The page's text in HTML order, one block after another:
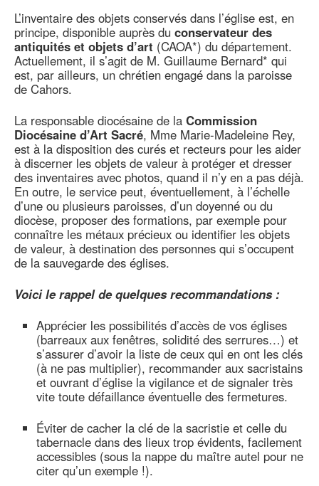
L’inventaire des objets conservés dans l’église est, en
principe, disponible auprès du conservateur des
antiquités et objets d’art (CAOA*) du département.
Actuellement, il s’agit de M. Guillaume Bernard* qui
est, par ailleurs, un chrétien engagé dans la paroisse
de Cahors.
La responsable diocésaine de la Commission
Diocésaine d’Art Sacré, Mme Marie-Madeleine Rey,
est à la disposition des curés et recteurs pour les aider
à discerner les objets de valeur à protéger et dresser
des inventaires avec photos, quand il n’y en a pas déjà.
En outre, le service peut, éventuellement, à l’échelle
d’une ou plusieurs paroisses, d’un doyenné ou du
diocèse, proposer des formations, par exemple pour
connaître les métaux précieux ou identifier les objets
de valeur, à destination des personnes qui s’occupent
de la sauvegarde des églises.
Voici le rappel de quelques recommandations :
Apprécier les possibilités d’accès de vos églises
(barreaux aux fenêtres, solidité des serrures…) et
s’assurer d’avoir la liste de ceux qui en ont les clés
(à ne pas multiplier), recommander aux sacristains
et ouvrant d’église la vigilance et de signaler très
vite toute défaillance éventuelle des fermetures.
Éviter de cacher la clé de la sacristie et celle du
tabernacle dans des lieux trop évidents, facilement
accessibles (sous la nappe du maître autel pour ne
citer qu’un exemple !).